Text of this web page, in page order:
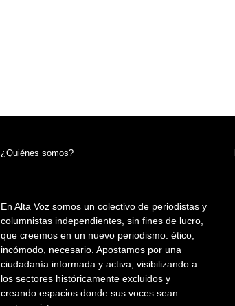
¿Quiénes somos?
En Alta Voz somos un colectivo de periodistas y
columnistas independientes, sin fines de lucro,
que creemos en un nuevo periodismo: ético,
incómodo, necesario. Apostamos por una
ciudadanía informada y activa, visibilizando a
los sectores históricamente excluidos y
creando espacios donde sus voces sean